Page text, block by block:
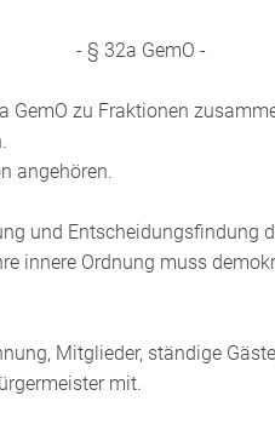
- § 32a GemO -
GemO zu Fraktionen
angehören.
und Entscheidungsfindung
innere Ordnung muss
Mitglieder, ständige
mit.